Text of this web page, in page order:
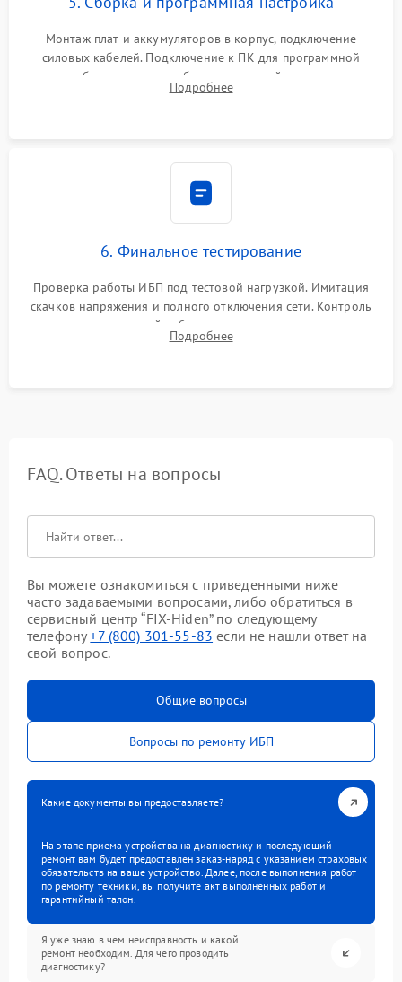
Монтаж плат и аккумуляторов в корпус, подключение
силовых кабелей. Подключение к ПК для программной
калибровки констант батареи, настройки порогов
срабатывания AVR и сброса счетчиков старения АКБ.
Подробнее
6. Финальное тестирование
Проверка работы ИБП под тестовой нагрузкой. Имитация
скачков напряжения и полного отключения сети. Контроль
времени автономной работы, температурного режима и
корректности формы выходного сигнала.
Подробнее
FAQ. Ответы на вопросы
Вы можете ознакомиться с приведенными ниже
часто задаваемыми вопросами, либо обратиться в
сервисный центр “FIX-Hiden” по следующему
телефону+7 (800) 301-55-83 если не нашли ответ на
свой вопрос.
Общие вопросы
Вопросы по ремонту ИБП
Какие документы вы предоставляете?
На этапе приема устройства на диагностику и последующий
ремонт вам будет предоставлен заказ-наряд с указанием страховых
обязательств на ваше устройство. Далее, после выполнения работ
по ремонту техники, вы получите акт выполненных работ и
гарантийный талон.
Я уже знаю в чем неисправность и какой
ремонт необходим. Для чего проводить
диагностику?